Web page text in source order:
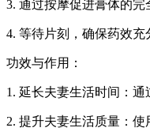
3. 通过按摩促进膏体的完
4. 等待片刻，确保药效充
功效与作用：
1. 延长夫妻生活时间：
2. 提升夫妻生活质量：